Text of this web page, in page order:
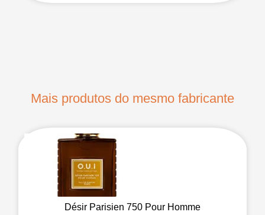
Mais produtos do mesmo fabricante
Désir Parisien 750 Pour Homme